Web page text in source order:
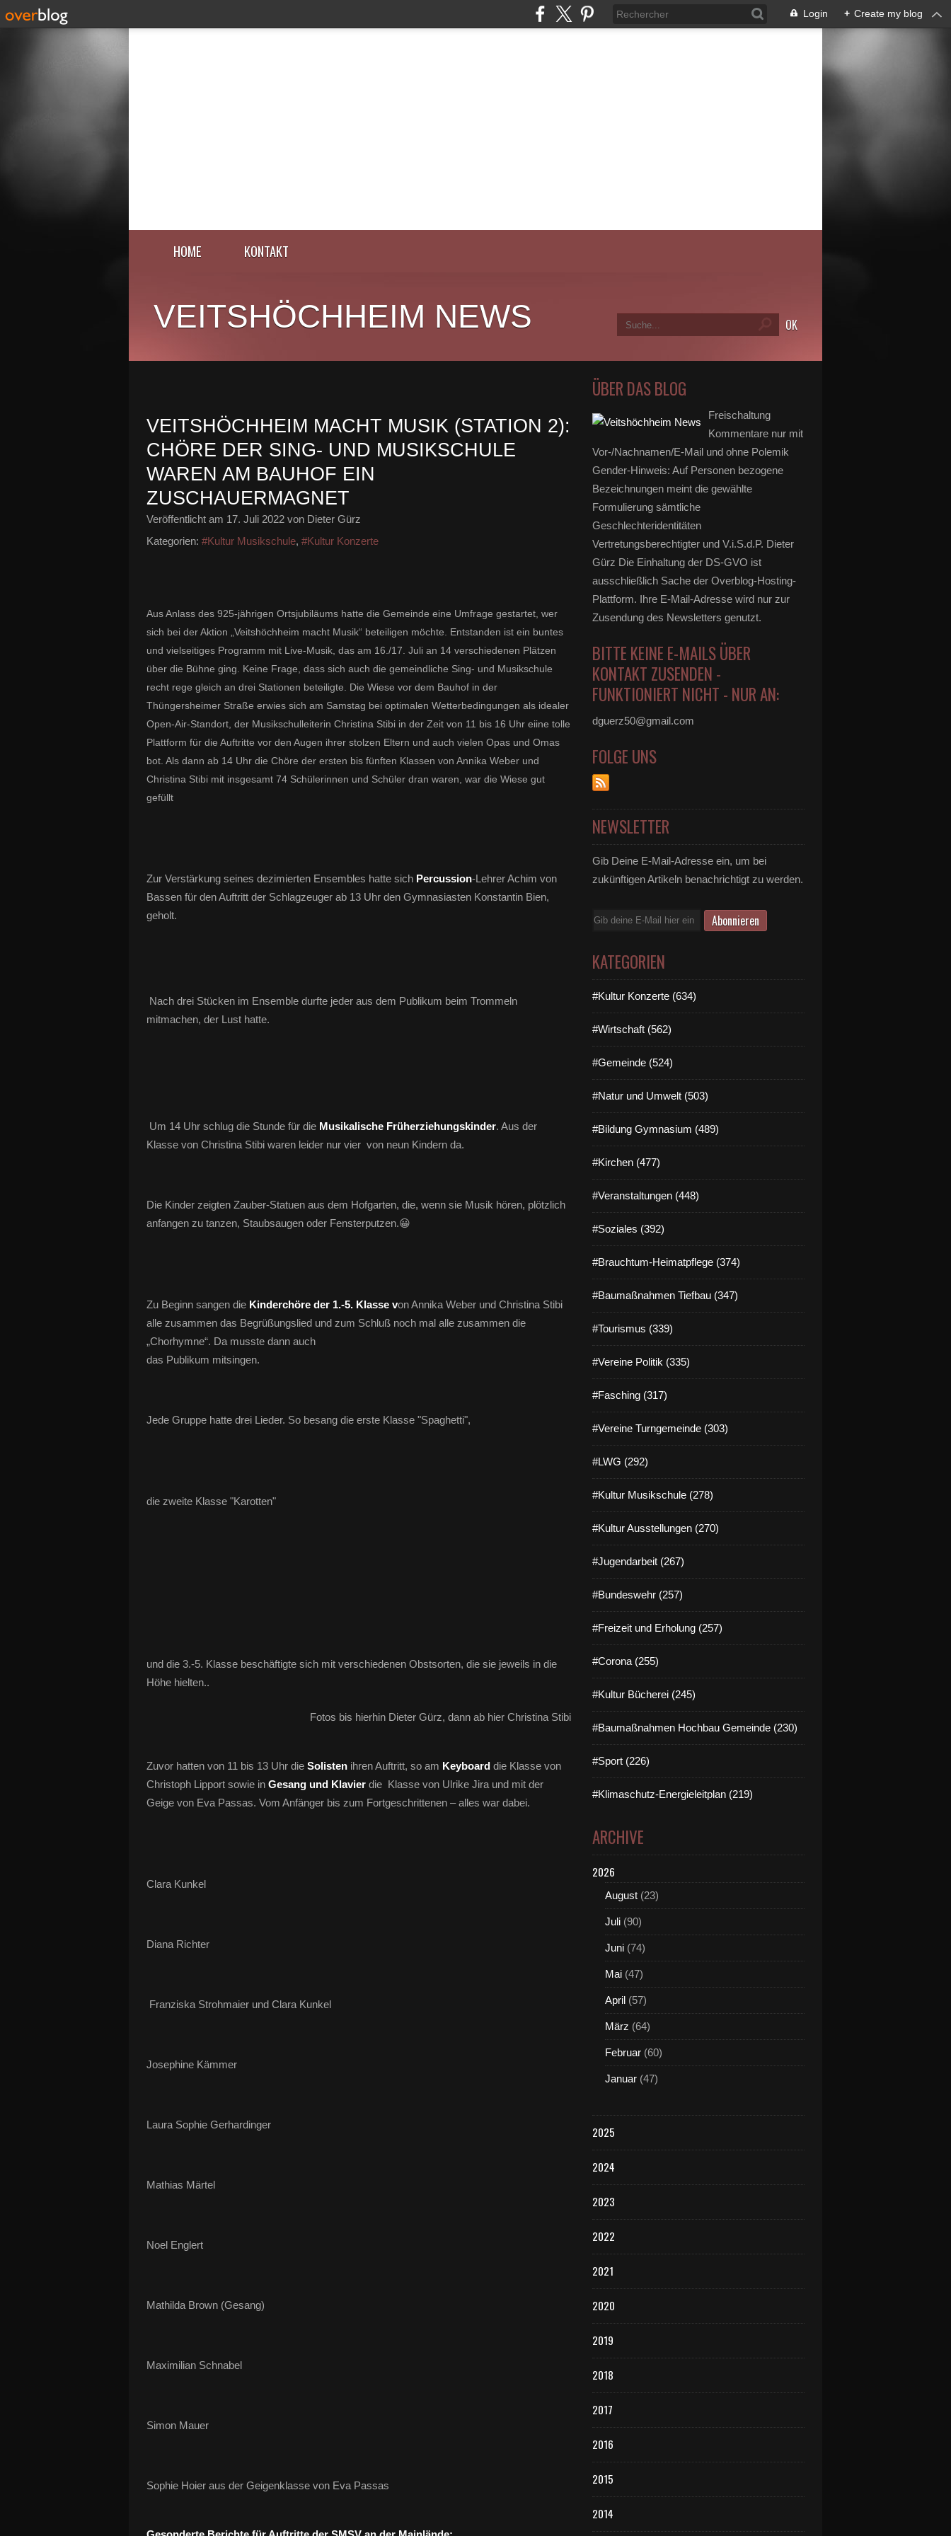
Login + Create my blog
HOME KONTAKT
VEITSHÖCHHEIM NEWS
VEITSHÖCHHEIM MACHT MUSIK (STATION 2):
CHÖRE DER SING- UND MUSIKSCHULE
WAREN AM BAUHOF EIN
ZUSCHAUERMAGNET
Veröffentlicht am 17. Juli 2022 von Dieter Gürz
Kategorien: #Kultur Musikschule, #Kultur Konzerte
Aus Anlass des 925-jährigen Ortsjubiläums hatte die Gemeinde eine Umfrage gestartet, wer
sich bei der Aktion „Veitshöchheim macht Musik“ beteiligen möchte. Entstanden ist ein buntes
und vielseitiges Programm mit Live-Musik, das am 16./17. Juli an 14 verschiedenen Plätzen
über die Bühne ging. Keine Frage, dass sich auch die gemeindliche Sing- und Musikschule
recht rege gleich an drei Stationen beteiligte. Die Wiese vor dem Bauhof in der
Thüngersheimer Straße erwies sich am Samstag bei optimalen Wetterbedingungen als idealer
Open-Air-Standort, der Musikschulleiterin Christina Stibi in der Zeit von 11 bis 16 Uhr eiine tolle
Plattform für die Auftritte vor den Augen ihrer stolzen Eltern und auch vielen Opas und Omas
bot. Als dann ab 14 Uhr die Chöre der ersten bis fünften Klassen von Annika Weber und
Christina Stibi mit insgesamt 74 Schülerinnen und Schüler dran waren, war die Wiese gut
gefüllt
Zur Verstärkung seines dezimierten Ensembles hatte sich Percussion-Lehrer Achim von
Bassen für den Auftritt der Schlagzeuger ab 13 Uhr den Gymnasiasten Konstantin Bien,
geholt.
Nach drei Stücken im Ensemble durfte jeder aus dem Publikum beim Trommeln
mitmachen, der Lust hatte.
Um 14 Uhr schlug die Stunde für die Musikalische Früherziehungskinder. Aus der
Klasse von Christina Stibi waren leider nur vier von neun Kindern da.
Die Kinder zeigten Zauber-Statuen aus dem Hofgarten, die, wenn sie Musik hören, plötzlich
anfangen zu tanzen, Staubsaugen oder Fensterputzen.😀
Zu Beginn sangen die Kinderchöre der 1.-5. Klasse von Annika Weber und Christina Stibi
alle zusammen das Begrüßungslied und zum Schluß noch mal alle zusammen die
„Chorhymne“. Da musste dann auch
das Publikum mitsingen.
Jede Gruppe hatte drei Lieder. So besang die erste Klasse "Spaghetti",
die zweite Klasse "Karotten"
und die 3.-5. Klasse beschäftigte sich mit verschiedenen Obstsorten, die sie jeweils in die
Höhe hielten..
Fotos bis hierhin Dieter Gürz, dann ab hier Christina Stibi
Zuvor hatten von 11 bis 13 Uhr die Solisten ihren Auftritt, so am Keyboard die Klasse von
Christoph Lipport sowie in Gesang und Klavier die Klasse von Ulrike Jira und mit der
Geige von Eva Passas. Vom Anfänger bis zum Fortgeschrittenen – alles war dabei.
Clara Kunkel
Diana Richter
Franziska Strohmaier und Clara Kunkel
Josephine Kämmer
Laura Sophie Gerhardinger
Mathias Märtel
Noel Englert
Mathilda Brown (Gesang)
Maximilian Schnabel
Simon Mauer
Sophie Hoier aus der Geigenklasse von Eva Passas
ÜBER DAS BLOG
Freischaltung
Kommentare nur mit
Vor-/Nachnamen/E-Mail und ohne Polemik
Gender-Hinweis: Auf Personen bezogene
Bezeichnungen meint die gewählte
Formulierung sämtliche
Geschlechteridentitäten
Vertretungsberechtigter und V.i.S.d.P. Dieter
Gürz Die Einhaltung der DS-GVO ist
ausschließlich Sache der Overblog-Hosting-
Plattform. Ihre E-Mail-Adresse wird nur zur
Zusendung des Newsletters genutzt.
BITTE KEINE E-MAILS ÜBER
KONTAKT ZUSENDEN -
FUNKTIONIERT NICHT - NUR AN:
dguerz50@gmail.com
FOLGE UNS
NEWSLETTER
Gib Deine E-Mail-Adresse ein, um bei
zukünftigen Artikeln benachrichtigt zu werden.
E-
KATEGORIEN
#Kultur Konzerte (634)
#Wirtschaft (562)
#Gemeinde (524)
#Natur und Umwelt (503)
#Bildung Gymnasium (489)
#Kirchen (477)
#Veranstaltungen (448)
#Soziales (392)
#Brauchtum-Heimatpflege (374)
#Baumaßnahmen Tiefbau (347)
#Tourismus (339)
#Vereine Politik (335)
#Fasching (317)
#Vereine Turngemeinde (303)
#LWG (292)
#Kultur Musikschule (278)
#Kultur Ausstellungen (270)
#Jugendarbeit (267)
#Bundeswehr (257)
#Freizeit und Erholung (257)
#Corona (255)
#Kultur Bücherei (245)
#Baumaßnahmen Hochbau Gemeinde (230)
#Sport (226)
#Klimaschutz-Energieleitplan (219)
ARCHIVE
2026
August (23)
Juli (90)
Juni (74)
Mai (47)
April (57)
März (64)
Februar (60)
Januar (47)
2025
2024
2023
2022
2021
2020
2019
2018
2017
2016
2015
2014